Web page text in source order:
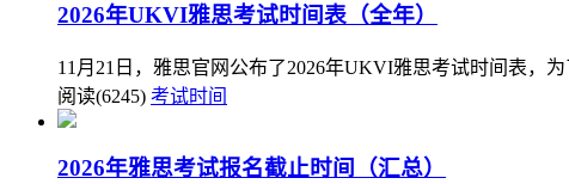
2026年UKVI雅思考试时间表（全年）
11月21日，雅思官网公布了2026年UKVI雅思考试时间表，
阅读(6245) 考试时间
2026年雅思考试报名截止时间（汇总）